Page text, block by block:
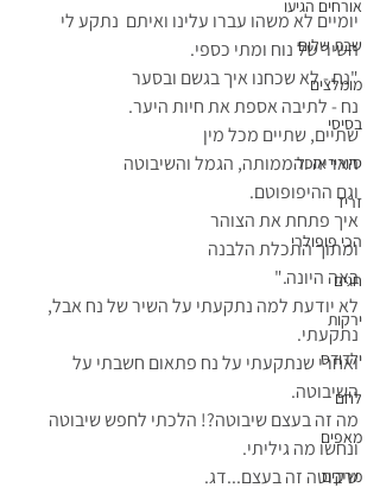
אורחים הגיעו
שבת שלום
מומלצים
בסיסי
סיוריי אוכל
זריז
הכי פופולרי
חגים
ירקות
ילדודס
לחם
מאפים
מרקים
יומיים לא משהו עברו עלינו ואיתם  נתקע לי
השיר של נוח ומתי כספי.
"נח - לא שכחנו איך בגשם ובסער
נח - לתיבה אספת את חיות היער.
שתיים, שתיים מכל מין
האריה והממותה, הגמל והשיבוטה
וגם ההיפופוטם.
איך פתחת את הצוהר
ומתוך התכלת הלבנה
באה היונה."
לא יודעת למה נתקעתי על השיר של נח אבל,
נתקעתי.
ואחרי שנתקעתי על נח פתאום חשבתי על
השיבוטה.
מה זה בעצם שיבוטה?! הלכתי לחפש שיבוטה
ונחשו מה גיליתי.
שיבוטה זה בעצם...דג.